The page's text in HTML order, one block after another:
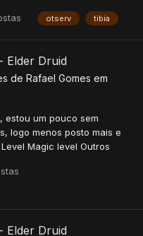
otserv tibia
Elder Druid
de Rafael Gomes em
estou um pouco sem
logo menos posto mais e
Magic level Outros
Elder Druid